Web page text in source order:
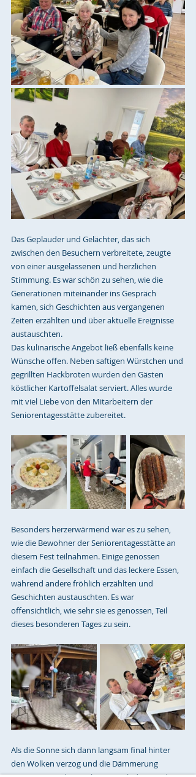
Das Geplauder und Gelächter, das sich
zwischen den Besuchern verbreitete, zeugte
von einer ausgelassenen und herzlichen
Stimmung. Es war schön zu sehen, wie die
Generationen miteinander ins Gespräch
kamen, sich Geschichten aus vergangenen
Zeiten erzählten und über aktuelle Ereignisse
austauschten.
Das kulinarische Angebot ließ ebenfalls keine
Wünsche offen. Neben saftigen Würstchen und
gegrillten Hackbroten wurden den Gästen
köstlicher Kartoffelsalat serviert. Alles wurde
mit viel Liebe von den Mitarbeitern der
Seniorentagesstätte zubereitet.
Besonders herzerwärmend war es zu sehen,
wie die Bewohner der Seniorentagesstätte an
diesem Fest teilnahmen. Einige genossen
einfach die Gesellschaft und das leckere Essen,
während andere fröhlich erzählten und
Geschichten austauschten. Es war
offensichtlich, wie sehr sie es genossen, Teil
dieses besonderen Tages zu sein.
Als die Sonne sich dann langsam final hinter
den Wolken verzog und die Dämmerung